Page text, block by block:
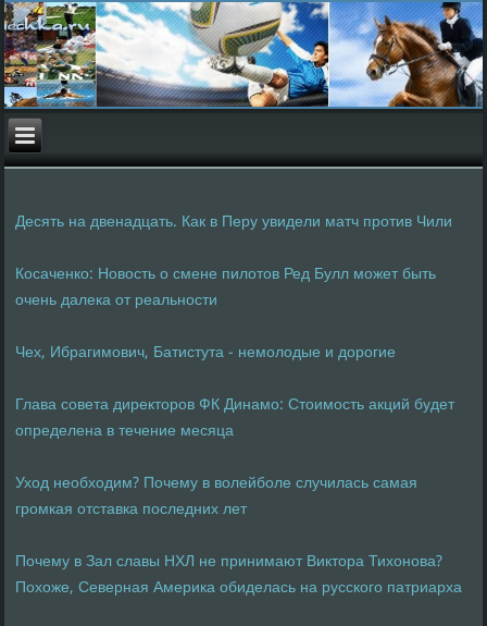
Десять на двенадцать. Как в Перу увидели матч против Чили
Косаченко: Новость о смене пилотов Ред Булл может быть
очень далека от реальности
Чех, Ибрагимович, Батистута - немолодые и дорогие
Глава совета директоров ФК Динамо: Стоимость акций будет
определена в течение месяца
Уход необходим? Почему в волейболе случилась самая
громкая отставка последних лет
Почему в Зал славы НХЛ не принимают Виктора Тихонова?
Похоже, Северная Америка обиделась на русского патриарха